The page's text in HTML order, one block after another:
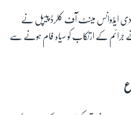
دی ایڈوانس مینٹ آف کلرڈ پیپل نے
جرائم کے ارتکاب کو سیاہ فام ہونے سے